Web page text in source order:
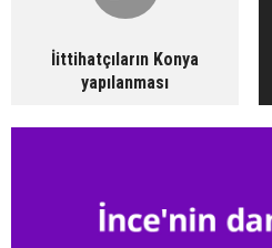
İittihatçıların Konya
yapılanması